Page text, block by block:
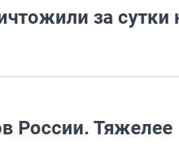
за сутки
России. Тяжелее